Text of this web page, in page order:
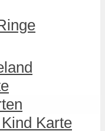
Karte